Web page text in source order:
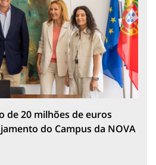
de 20 milhões de euros
do Campus da NOVA